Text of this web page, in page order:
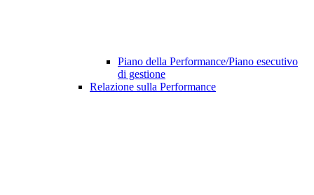
Piano della Performance/Piano esecutivo
di gestione
Relazione sulla Performance